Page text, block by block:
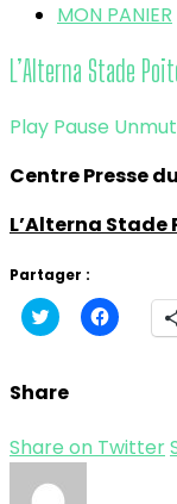
MON PANIER
L’Alterna Stade
Play Pause
Centre Presse
L’Alterna
Partager :
Cliquez
pour
dans
une
fenêtre)
Cliquez
pour
partager
fenêtre)
Share
Share on Twitter